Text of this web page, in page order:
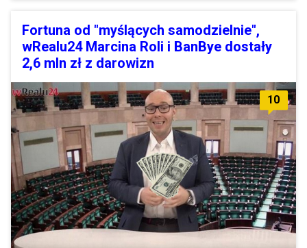
Fortuna od "myślących samodzielnie",
wRealu24 Marcina Roli i BanBye dostały
2,6 mln zł z darowizn
10